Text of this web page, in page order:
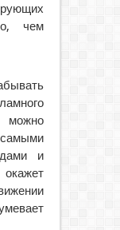
чем
и